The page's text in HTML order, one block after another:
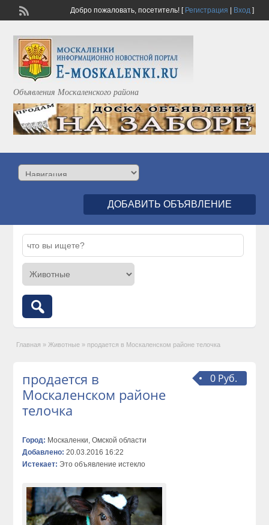
Добро пожаловать, посетитель![ Регистрация Вход]
Объявления Москаленского района
ДОБАВИТЬ ОБЪЯВЛЕНИЕ
Главная » Животные » продается в Москаленском районе телочка
0 Руб.
продается в
Москаленском районе
телочка
Город: Москаленки, Омской области
Добавлено: 20.03.2016 16:22
Истекает: Это объявление истекло